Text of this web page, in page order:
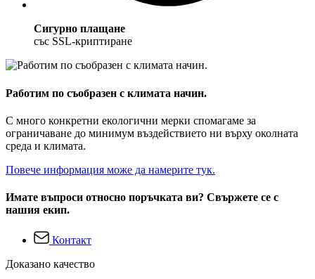
Сигурно плащане
със SSL-криптиране
Работим по съобразен с климата начин.
С много конкретни екологични мерки спомагаме за
ограничаване до минимум въздействието ни върху околната
среда и климата.
Повече информация може да намерите тук.
Имате въпроси относно поръчката ви? Свържете се с
нашия екип.
Контакт
Доказано качество